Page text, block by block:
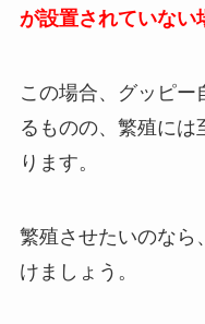
が設置されていない
この場合、グッピー
るものの、繁殖には
ります。
繁殖させたいのなら
けましょう。